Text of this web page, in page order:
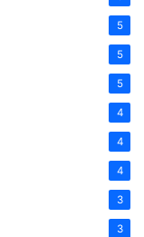
5
5
5
4
4
4
3
3